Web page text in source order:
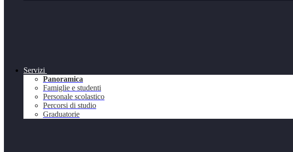
Servizi
Panoramica
Famiglie e studenti
Personale scolastico
Percorsi di studio
Graduatorie